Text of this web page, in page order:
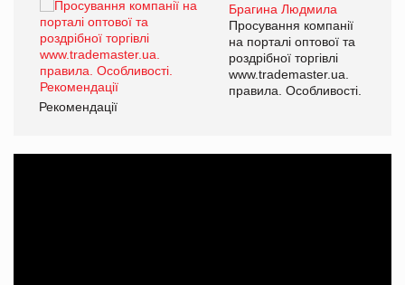
Брагина Людмила
Просування компанії
на порталі оптової та
роздрібної торгівлі
www.trademaster.ua.
правила. Особливості.
Рекомендації